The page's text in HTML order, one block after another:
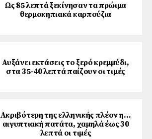
Ως 85 λεπτά ξεκίνησαν τα πρώιμα
θερμοκηπιακά καρπούζια
Αυξάνει εκτάσεις το ξερό κρεμμύδι,
στα 35-40 λεπτά παίζουν οι τιμές
Ακριβότερη της ελληνικής πλέον η…
αιγυπτιακή πατάτα, χαμηλά έως 30
λεπτά οι τιμές